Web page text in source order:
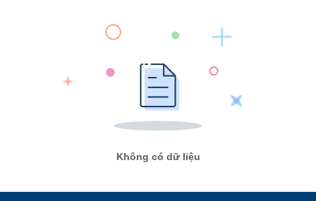
Không có dữ liệu